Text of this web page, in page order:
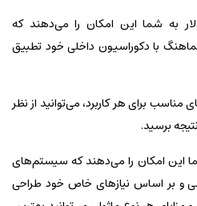
به شما این امکان را می‌دهند که
با دکوراسیون داخلی خود تطبیق
مناسب برای هر کاربرد، می‌توانید از نظر
برسید.
به شما این امکان را می‌دهند که سیستم‌های
و بر اساس نیازهای خاص خود طراحی